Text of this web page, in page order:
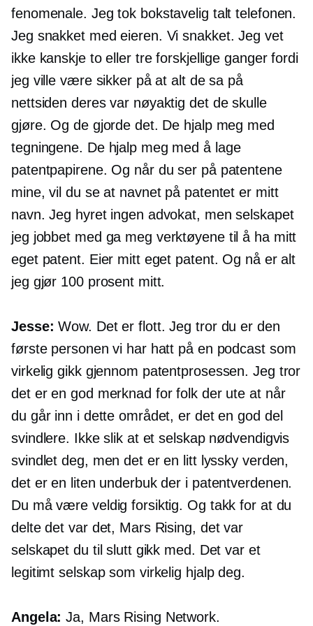
fenomenale. Jeg tok bokstavelig talt telefonen.
Jeg snakket med eieren. Vi snakket. Jeg vet
ikke kanskje to eller tre forskjellige ganger fordi
jeg ville være sikker på at alt de sa på
nettsiden deres var nøyaktig det de skulle
gjøre. Og de gjorde det. De hjalp meg med
tegningene. De hjalp meg med å lage
patentpapirene. Og når du ser på patentene
mine, vil du se at navnet på patentet er mitt
navn. Jeg hyret ingen advokat, men selskapet
jeg jobbet med ga meg verktøyene til å ha mitt
eget patent. Eier mitt eget patent. Og nå er alt
jeg gjør 100 prosent mitt.
Jesse: Wow. Det er flott. Jeg tror du er den
første personen vi har hatt på en podcast som
virkelig gikk gjennom patentprosessen. Jeg tror
det er en god merknad for folk der ute at når
du går inn i dette området, er det en god del
svindlere. Ikke slik at et selskap nødvendigvis
svindlet deg, men det er en litt lyssky verden,
det er en liten underbuk der i patentverdenen.
Du må være veldig forsiktig. Og takk for at du
delte det var det, Mars Rising, det var
selskapet du til slutt gikk med. Det var et
legitimt selskap som virkelig hjalp deg.
Angela: Ja, Mars Rising Network.